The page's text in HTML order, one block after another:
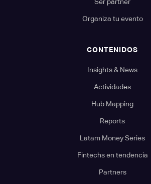
Organiza tu evento
CONTENIDOS
Insights & News
Actividades
Hub Mapping
Reports
Latam Money Series
Fintechs en tendencia
Partners